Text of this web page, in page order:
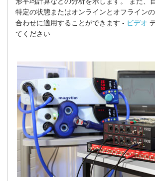
特定の状態またはオンラインとオフライン
合わせに適用することができます - ビデオ
てください